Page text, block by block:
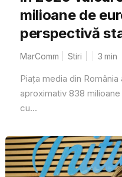
milioane de
perspectivă
MarComm Stiri 3 min
Piața media din
aproximativ 838
cu...